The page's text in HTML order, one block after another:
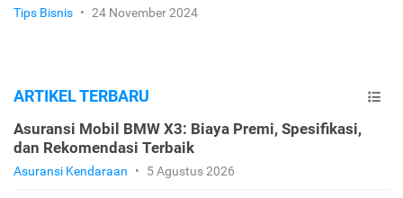
Tips Bisnis • 24 November 2024
ARTIKEL TERBARU
Asuransi Mobil BMW X3: Biaya Premi, Spesifikasi,
dan Rekomendasi Terbaik
Asuransi Kendaraan • 5 Agustus 2026